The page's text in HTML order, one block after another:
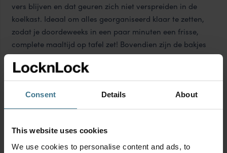
Consent Details About
This website uses cookies
We use cookies to personalise content and ads, to
vers blijven en dat geuren zich niet verspreiden in de
koelkast. Ideaal om alles georganiseerd klaar te zetten,
zodat je doordeweeks in een paar minuten een frisse,
complete maaltijd op tafel zet! Bovendien zijn de bakjes
lekvrij, zodat je ze gerust op hun zijkant kunt zetten als je
wat ruimte tekort komt in de koelkast. Extra handig: de
LocknLock bakjes zijn geschikt voor de magnetron,
diepvries én vaatwasser. Perfect voor al jouw meal prep
recepten!